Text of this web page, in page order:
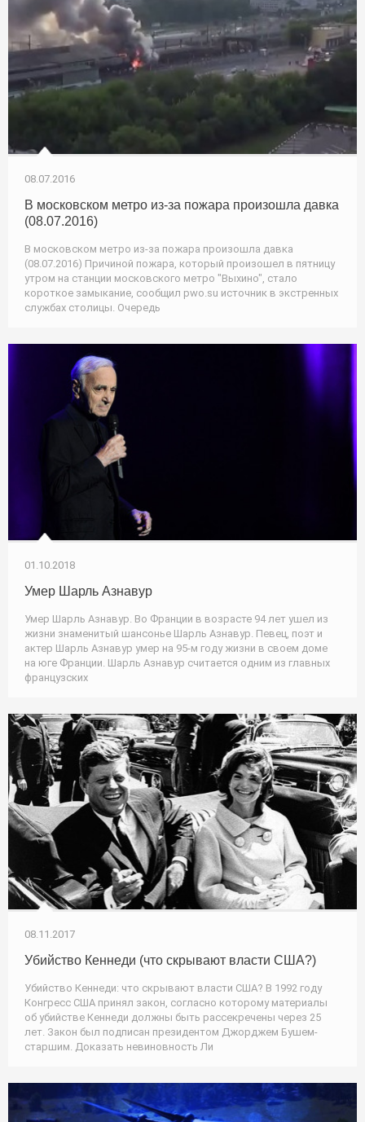
08.07.2016
В московском метро из-за пожара произошла давка
(08.07.2016)
В московском метро из-за пожара произошла давка
(08.07.2016) Причиной пожара, который произошел в пятницу
утром на станции московского метро "Выхино", стало
короткое замыкание, сообщил pwo.su источник в экстренных
службах столицы. Очередь
01.10.2018
Умер Шарль Азнавур
Умер Шарль Азнавур. Во Франции в возрасте 94 лет ушел из
жизни знаменитый шансонье Шарль Азнавур. Певец, поэт и
актер Шарль Азнавур умер на 95-м году жизни в своем доме
на юге Франции. Шарль Азнавур считается одним из главных
французских
08.11.2017
Убийство Кеннеди (что скрывают власти США?)
Убийство Кеннеди: что скрывают власти США? В 1992 году
Конгресс США принял закон, согласно которому материалы
об убийстве Кеннеди должны быть рассекречены через 25
лет. Закон был подписан президентом Джорджем Бушем-
старшим. Доказать невиновность Ли